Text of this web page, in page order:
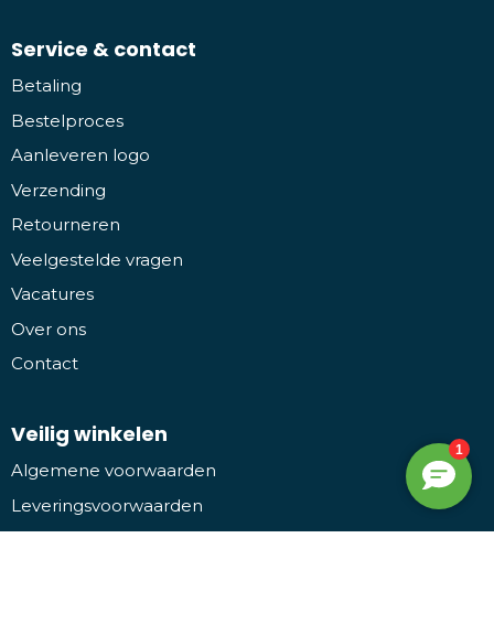
Service & contact
Betaling
Bestelproces
Aanleveren logo
Verzending
Retourneren
Veelgestelde vragen
Vacatures
Over ons
Contact
Veilig winkelen
Algemene voorwaarden
Leveringsvoorwaarden